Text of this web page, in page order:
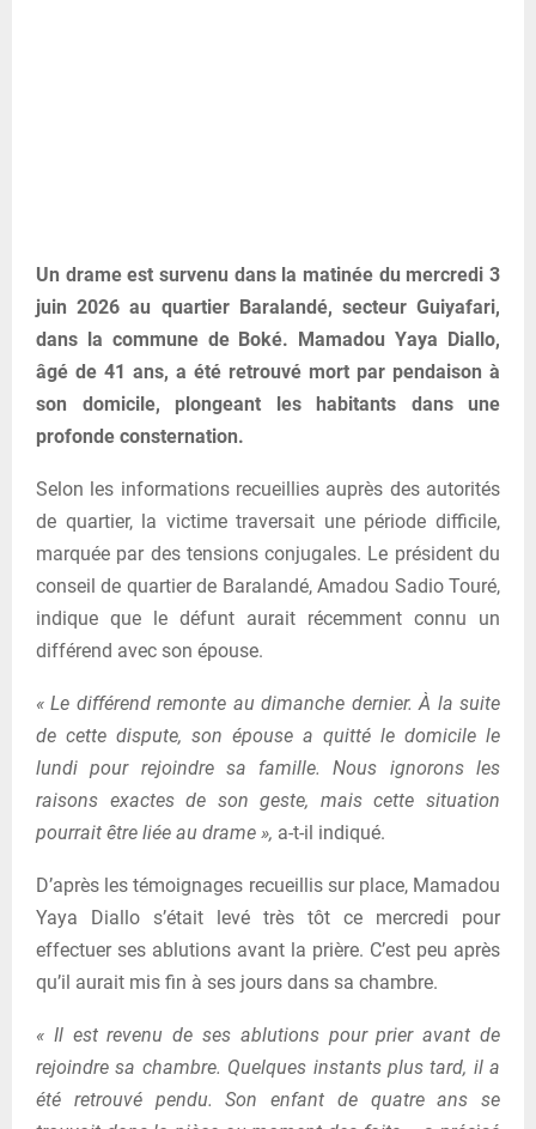
Un drame est survenu dans la matinée du mercredi 3
juin 2026 au quartier Baralandé, secteur Guiyafari,
dans la commune de Boké. Mamadou Yaya Diallo,
âgé de 41 ans, a été retrouvé mort par pendaison à
son domicile, plongeant les habitants dans une
profonde consternation.
Selon les informations recueillies auprès des autorités
de quartier, la victime traversait une période difficile,
marquée par des tensions conjugales. Le président du
conseil de quartier de Baralandé, Amadou Sadio Touré,
indique que le défunt aurait récemment connu un
différend avec son épouse.
« Le différend remonte au dimanche dernier. À la suite
de cette dispute, son épouse a quitté le domicile le
lundi pour rejoindre sa famille. Nous ignorons les
raisons exactes de son geste, mais cette situation
pourrait être liée au drame », a-t-il indiqué.
D’après les témoignages recueillis sur place, Mamadou
Yaya Diallo s’était levé très tôt ce mercredi pour
effectuer ses ablutions avant la prière. C’est peu après
qu’il aurait mis fin à ses jours dans sa chambre.
« Il est revenu de ses ablutions pour prier avant de
rejoindre sa chambre. Quelques instants plus tard, il a
été retrouvé pendu. Son enfant de quatre ans se